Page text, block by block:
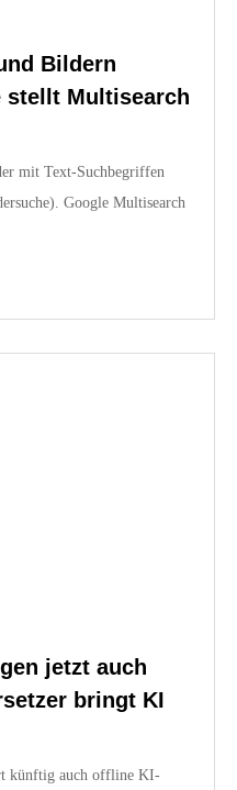
Bildern
stellt Multisearch
mit Text-Suchbegriffen
Google Multisearch
jetzt auch
bringt KI
künftig auch offline KI-